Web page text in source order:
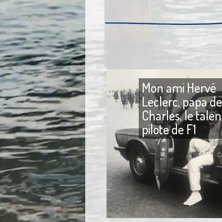
Mon ami Hervé
Leclerc, papa de
Charles, le
pilote de F1